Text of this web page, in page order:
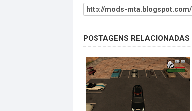
http://mods-mta.blogspot.com/
POSTAGENS RELACIONADAS